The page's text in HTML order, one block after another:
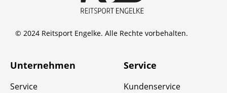
© 2024 Reitsport Engelke. Alle Rechte vorbehalten.
Unternehmen
Service
Service
Kundenservice